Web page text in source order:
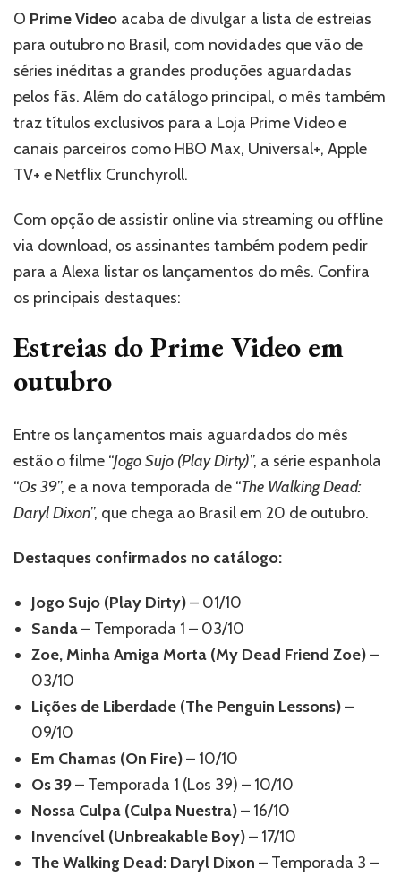
T3”
a
“Nossa
Culpa”,
tudo
o
chega
ao
do
Prime
Video
em
outubro
O Prime Video acaba de divulgar a lista de estreias
para outubro no Brasil, com novidades que vão de
séries inéditas a grandes produções aguardadas
pelos fãs. Além do catálogo principal, o mês também
traz títulos exclusivos para a Loja Prime Video e
canais parceiros como HBO Max, Universal+, Apple
TV+ e Netflix Crunchyroll.
Com opção de assistir online via streaming ou offline
via download, os assinantes também podem pedir
para a Alexa listar os lançamentos do mês. Confira
os principais destaques:
Estreias do Prime Video em
outubro
Entre os lançamentos mais aguardados do mês
estão o filme “Jogo Sujo (Play Dirty)”, a série espanhola
“Os 39”, e a nova temporada de “The Walking Dead:
Daryl Dixon”, que chega ao Brasil em 20 de outubro.
Destaques confirmados no catálogo:
Jogo Sujo (Play Dirty)– 01/10
Sanda– Temporada 1 – 03/10
Zoe, Minha Amiga Morta (My Dead Friend Zoe)–
03/10
Lições de Liberdade (The Penguin Lessons)–
09/10
Em Chamas (On Fire)– 10/10
Os 39– Temporada 1 (Los 39) – 10/10
Nossa Culpa (Culpa Nuestra)– 16/10
Invencível (Unbreakable Boy)– 17/10
The Walking Dead: Daryl Dixon – Temporada 3 –